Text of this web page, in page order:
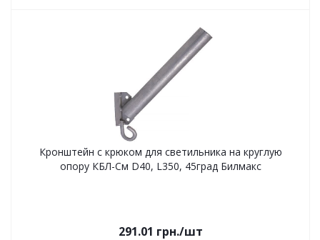
Кронштейн с крюком для светильника на круглую
опору КБЛ-См D40, L350, 45град Билмакс
291.01 грн./шт